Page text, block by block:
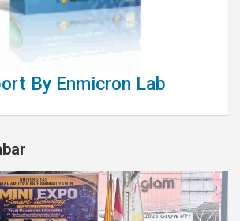
By Enmicron Lab